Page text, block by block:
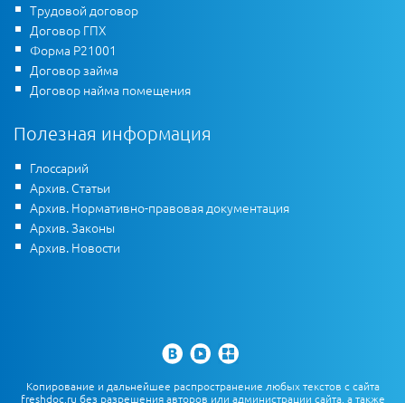
Трудовой договор
Договор ГПХ
Форма Р21001
Договор займа
Договор найма помещения
Полезная информация
Глоссарий
Архив. Статьи
Архив. Нормативно-правовая документация
Архив. Законы
Архив. Новости
Копирование и дальнейшее распространение любых текстов с сайта
freshdoc.ru без разрешения авторов или администрации сайта, а также